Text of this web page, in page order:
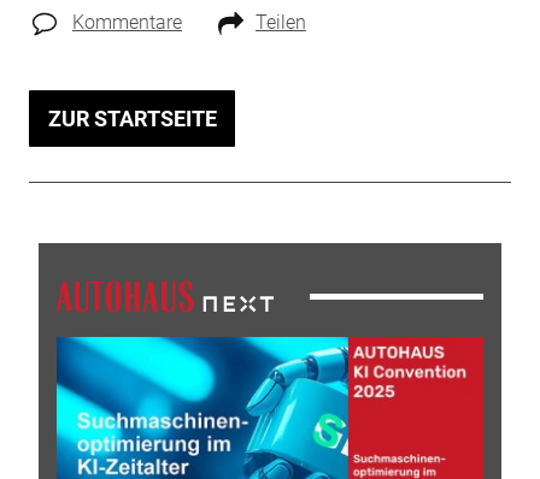
Kommentare Teilen
ZUR STARTSEITE